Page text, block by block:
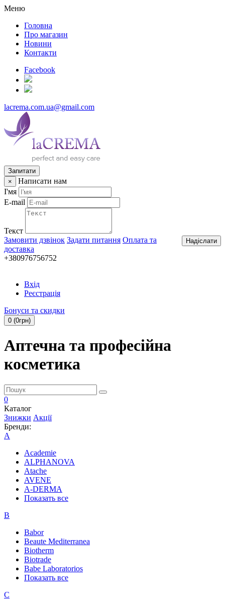
Меню
Головна
Про магазин
Новини
Контакти
Facebook
lacrema.com.ua@gmail.com
Запитати
×
Написати нам
І'мя
E-mail
Текст
Надіслати
Замовити дзвінок Задати питання Оплата та
доставка
+380976756752
Вхід
Реєстрація
Бонуси та скидки
0 (0грн)
Аптечна та професійна
косметика
0
Каталог
Знижки Акції
Бренди:
A
Academie
ALPHANOVA
Atache
AVENE
A-DERMA
Показать все
B
Babor
Beaute Mediterranea
Biotherm
Biotrade
Babe Laboratorios
Показать все
C